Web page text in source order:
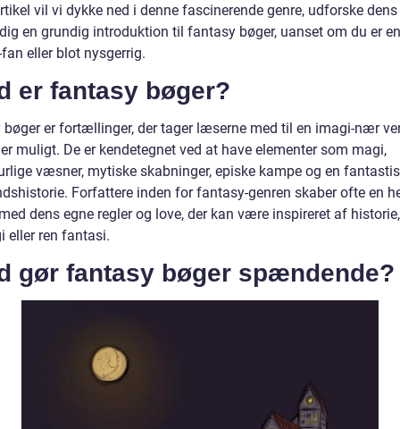
vil vi dykke ned i denne fascinerende genre, udforske
en grundig introduktion til fantasy bøger, uanset om du er
eller blot nysgerrig.
er fantasy bøger?
bøger er fortællinger, der tager læserne med til en imagi-nær
muligt. De er kendetegnet ved at have elementer som magi,
væsner, mytiske skabninger, episke kampe og en
Forfattere inden for fantasy-genren skaber ofte en
dens egne regler og love, der kan være inspireret af historie,
eller ren fantasi.
gør fantasy bøger spændende?